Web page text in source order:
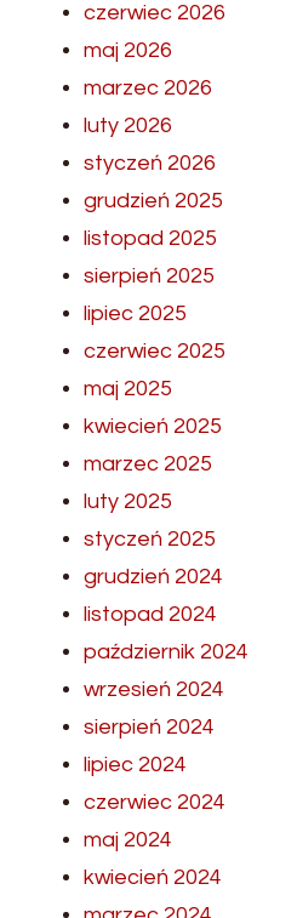
czerwiec 2026
maj 2026
marzec 2026
luty 2026
styczeń 2026
grudzień 2025
listopad 2025
sierpień 2025
lipiec 2025
czerwiec 2025
maj 2025
kwiecień 2025
marzec 2025
luty 2025
styczeń 2025
grudzień 2024
listopad 2024
październik 2024
wrzesień 2024
sierpień 2024
lipiec 2024
czerwiec 2024
maj 2024
kwiecień 2024